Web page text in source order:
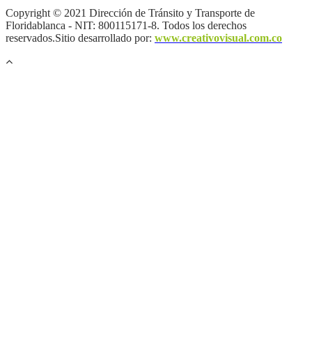
Copyright © 2021 Dirección de Tránsito y Transporte de
Floridablanca - NIT: 800115171-8. Todos los derechos
reservados.Sitio desarrollado por: www.creativovisual.com.co